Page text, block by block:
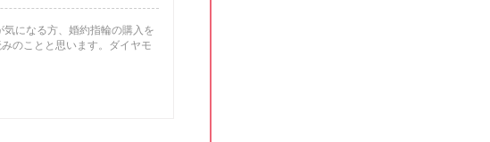
になる方、婚約指輪の購入を
のことと思います。ダイヤモ